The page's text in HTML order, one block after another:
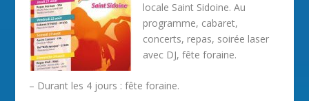
locale Saint Sidoine. Au
programme, cabaret,
concerts, repas, soirée laser
avec DJ, fête foraine.
– Durant les 4 jours : fête foraine.